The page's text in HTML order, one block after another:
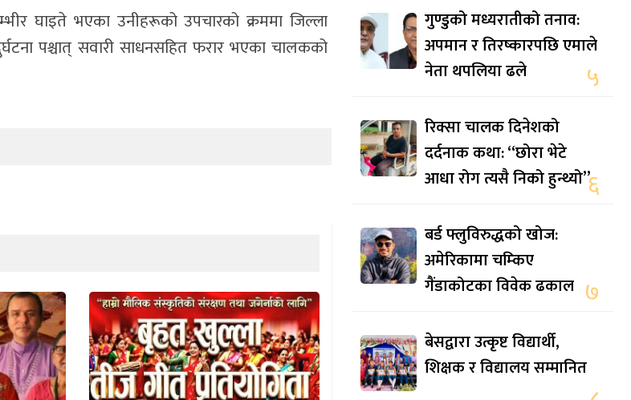
घाइते भएका उनीहरूको उपचारको क्रममा जिल्ला
पश्चात् सवारी साधनसहित फरार भएका चालकको
गुण्डुको मध्यरातीको तनाव:
अपमान र तिरष्कारपछि एमाले
नेता थपलिया ढले
५
रिक्सा चालक दिनेशको
दर्दनाक कथा: “छोरा भेटे
आधा रोग त्यसै निको हुन्थ्यो”६
बर्ड फ्लुविरुद्धको खोज:
अमेरिकामा चम्किए
गैंडाकोटका विवेक ढकाल ७
बेसद्वारा उत्कृष्ट विद्यार्थी,
शिक्षक र विद्यालय सम्मानित